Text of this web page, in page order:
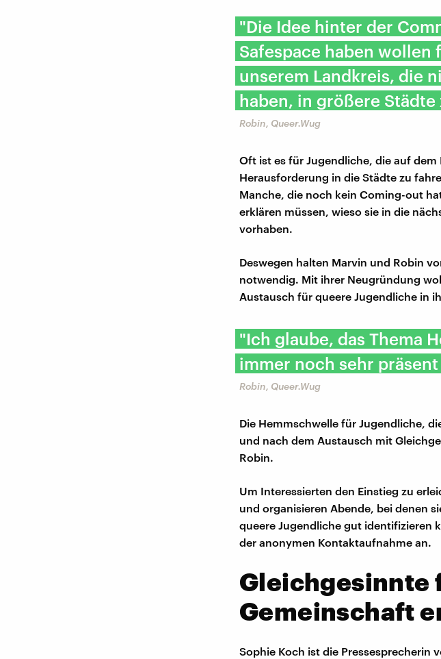
"Die Idee hinter der
Safespace haben wollen
unserem Landkreis, die
haben, in größere Städte
Robin, Queer.Wug
Oft ist es für Jugendliche, die auf
Herausforderung in die Städte zu
Manche, die noch kein Coming-out
erklären müssen, wieso sie in die
vorhaben.
Deswegen halten Marvin und Robin
notwendig. Mit ihrer Neugründung
Austausch für queere Jugendliche in
"Ich glaube, das Thema
immer noch sehr
Robin, Queer.Wug
Die Hemmschwelle für Jugendliche,
und nach dem Austausch mit
Robin.
Um Interessierten den Einstieg zu
und organisieren Abende, bei denen
queere Jugendliche gut identifizieren
der anonymen Kontaktaufnahme an.
Gleichgesinnte
Gemeinschaft
Sophie Koch ist die Pressesprecherin